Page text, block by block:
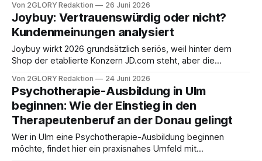
nicht mehr nur ein Mittel, um einem Ideal näherzukommen.
Sie wird zunehmend zu einem Ausdruck von Persönlichkeit,
Stimmung und Haltung. Diese Entwicklung verändert auch
den Konsum.
Von 2GLORY Redaktion 26 Juni 2026
Joybuy: Vertrauenswürdig oder nicht?
Kundenmeinungen analysiert
Joybuy wirkt 2026 grundsätzlich seriös, weil hinter dem
Shop der etablierte Konzern JD.com steht, aber die
Servicequalität je nach Fall spürbar schwanken können. Wer
„Joybuy vertrauenswürdig“ sucht, will meist schnell klären,
ob Bestellung, Bezahlung, Lieferung und Rückgabe in
Deutschland verlässlich funktionieren und
Von 2GLORY Redaktion 24 Juni 2026
Psychotherapie-Ausbildung in Ulm
beginnen: Wie der Einstieg in den
Therapeutenberuf an der Donau gelingt
Wer in Ulm eine Psychotherapie-Ausbildung beginnen
möchte, findet hier ein praxisnahes Umfeld mit